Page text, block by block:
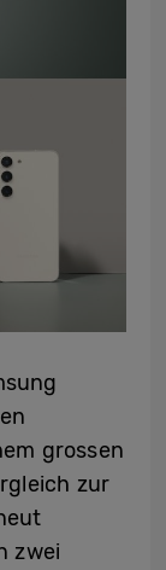
grossen
zur
zwei